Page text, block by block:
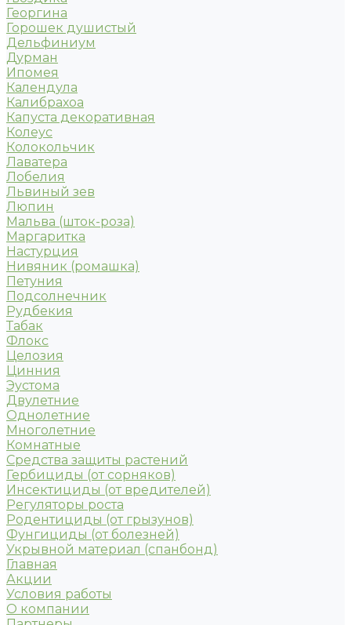
Георгина
Горошек душистый
Дельфиниум
Дурман
Ипомея
Календула
Калибрахоа
Капуста декоративная
Колеус
Колокольчик
Лаватера
Лобелия
Львиный зев
Люпин
Мальва (шток-роза)
Маргаритка
Настурция
Нивяник (ромашка)
Петуния
Подсолнечник
Рудбекия
Табак
Флокс
Целозия
Цинния
Эустома
Двулетние
Однолетние
Многолетние
Комнатные
Средства защиты растений
Гербициды (от сорняков)
Инсектициды (от вредителей)
Регуляторы роста
Родентициды (от грызунов)
Фунгициды (от болезней)
Укрывной материал (спанбонд)
Главная
Акции
Условия работы
О компании